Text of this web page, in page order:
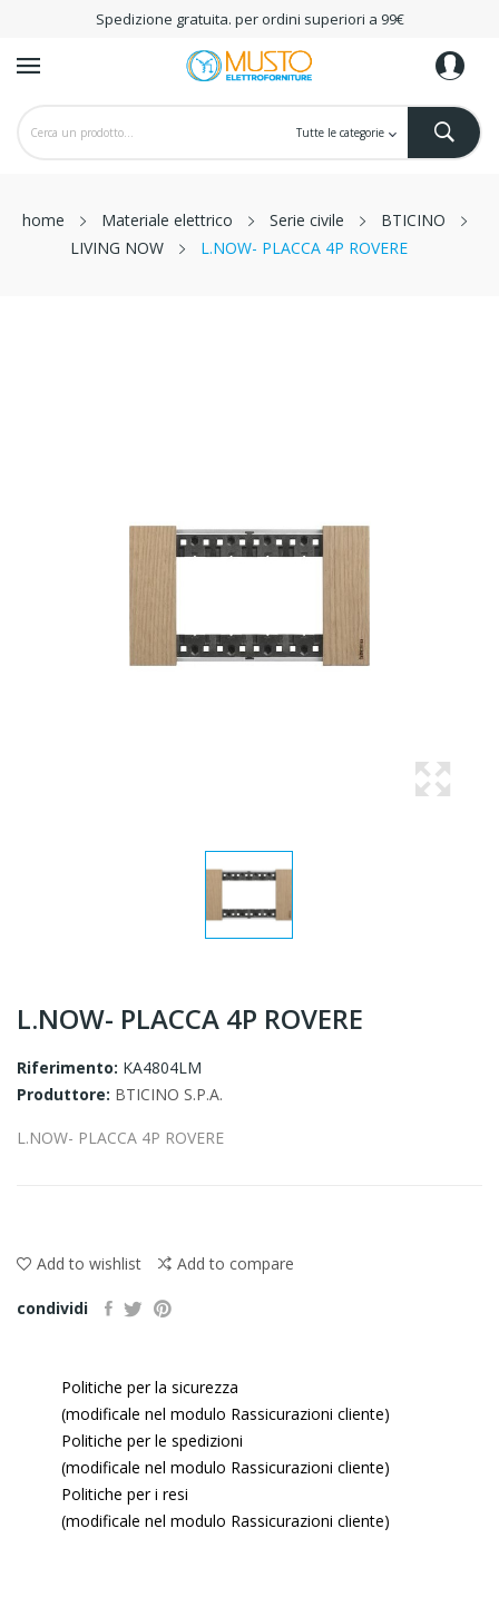
Spedizione gratuita. per ordini superiori a 99€
home Materiale elettrico Serie civile
BTICINO
LIVING NOW
L.NOW- PLACCA 4P ROVERE
L.NOW- PLACCA 4P ROVERE
Riferimento: KA4804LM
Produttore: BTICINO S.P.A.
L.NOW- PLACCA 4P ROVERE
Add to wishlist Add to compare
condividi
Politiche per la sicurezza
(modificale nel modulo Rassicurazioni cliente)
Politiche per le spedizioni
(modificale nel modulo Rassicurazioni cliente)
Politiche per i resi
(modificale nel modulo Rassicurazioni cliente)